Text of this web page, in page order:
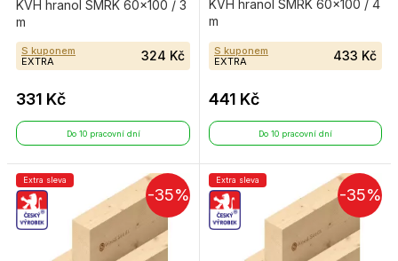
KVH hranol SMRK 60×100 / 3
m
S kuponem
EXTRA
324 Kč
331 Kč
Do 10 pracovní dní
KVH hranol SMRK 60×100 / 4
m
S kuponem
EXTRA
433 Kč
441 Kč
Do 10 pracovní dní
-35%
Extra sleva
-35%
Extra sleva